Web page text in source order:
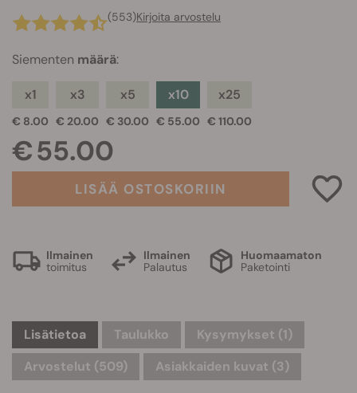
(553)Kirjoita arvostelu
Siementen määrä:
x1
€ 8.00
x3
€ 20.00
x5
€ 30.00
x10
€ 55.00
x25
€ 110.00
€ 55.00
LISÄÄ OSTOSKORIIN
Ilmainen
toimitus
Ilmainen
Palautus
Huomaamaton
Paketointi
Lisätietoa Taulukko Kysymykset (1)
Arvostelut (509)
Asiakkaiden kuvat (3)